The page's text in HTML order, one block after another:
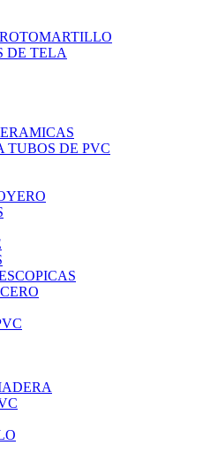
DE TELA
TUBOS DE PVC